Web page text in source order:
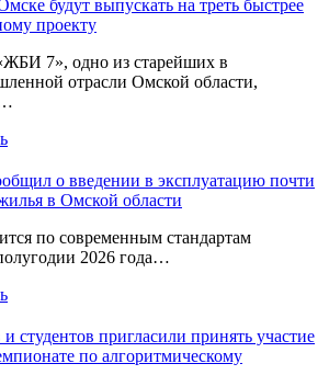
будут выпускать на треть быстрее
проекту
7», одно из старейших в
отрасли Омской области,
о введении в эксплуатацию почти
в Омской области
по современным стандартам
2026 года…
студентов пригласили принять участие
по алгоритмическому